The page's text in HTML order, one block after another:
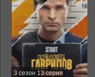
3 сезон 13 серия